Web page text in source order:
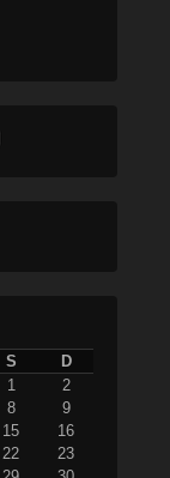
S
D
1
2
8
9
15
16
22
23